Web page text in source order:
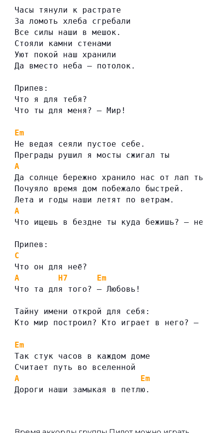
Часы тянули к растрате
За ломоть хлеба сгребали
Все силы наши в мешок.
Стояли камни стенами
Уют покой наш хранили
Да вместо неба – потолок.
Припев:
Что я для тебя?
Что ты для меня? – Мир!
Em
Не ведая сеяли пустое себе.
Преграды рушил я мосты сжигал ты
A
Да солнце бережно хранило нас от лап
Почуяло время дом побежало быстрей.
Лета и годы наши летят по ветрам.
A
Что ищешь в бездне ты куда бежишь? – не
Припев:
C
Что он для неё?
A
H7
Em
Что та для того? – Любовь!
Тайну имени открой для себя:
Кто мир построил? Кто играет в него? –
Em
Так стук часов в каждом доме
Считает путь во вселенной
A
Em
Дороги наши замыкая в петлю.